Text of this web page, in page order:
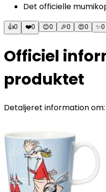
Det officielle
👍0 ❤️0 😊0 🎉0 😍0 ✨0
Officiel
produktet
Detaljeret information om: